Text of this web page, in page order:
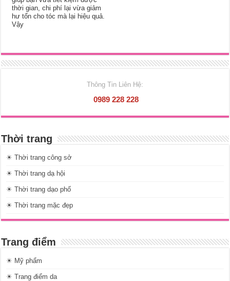
thời gian, chi phí lại vừa giảm
hư tổn cho tóc mà lại hiệu quả.
Vậy
Thông Tin Liên Hệ:
0989 228 228
Thời trang
☀ Thời trang công sở
☀ Thời trang dạ hội
☀ Thời trang dạo phố
☀ Thời trang mặc đẹp
Trang điểm
☀ Mỹ phẩm
☀ Trang điểm da